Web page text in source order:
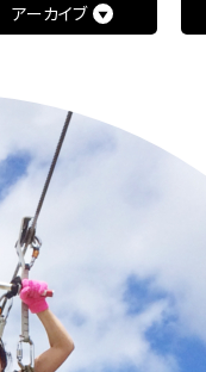
アーカイブ